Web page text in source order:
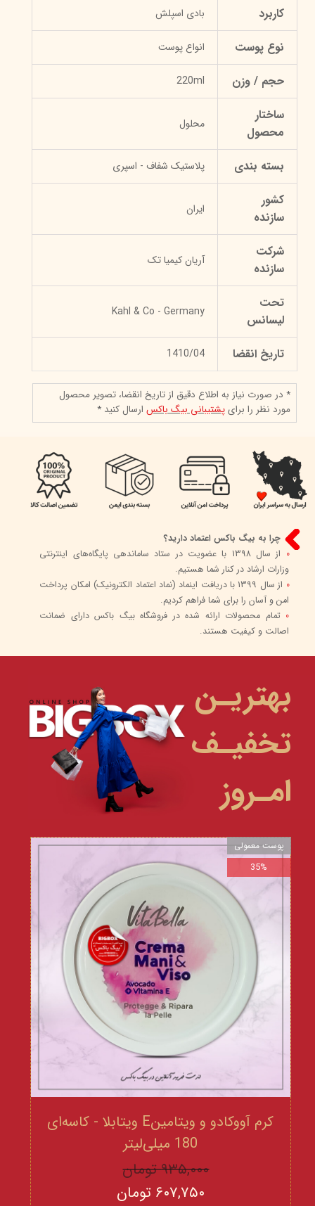
کاربرد بادی اسپلش
نوع پوست انواع پوست
حجم / وزن 220ml
ساختار
محصول
محلول
بسته بندی پلاستیک شفاف - اسپری
کشور
سازنده
ایران
شرکت
سازنده
آریان کیمیا تک
تحت
لیسانس
Kahl & Co - Germany
تاریخ انقضا 1410/04
* در صورت نیاز به اطلاع دقیق از تاریخ انقضا، تصویر محصول
مورد نظر را برایپشتیبانی بیگ باکسارسال کنید *
چرا به بیگ باکس اعتماد دارید؟
0
از سال 1398 با عضویت در ستاد ساماندهی پایگاه‌های اینترنتی
وزارات ارشاد در کنار شما هستیم.
0
از سال 1399 با دریافت اینماد (نماد اعتماد الکترونیک) امکان پرداخت
امن و آسان را برای شما فراهم کردیم.
0 تمام محصولات ارائه شده در فروشگاه بیگ باکس دارای ضمانت
اصالت و کیفیت هستند.
بهتریـن
تخفیـف
امـروز
کرم آووکادو و ویتامینE ویتابلا - کاسه‌ای
180 میلی‌لیتر
۹۳۵,۰۰۰ تومان
۶۰۷,۷۵۰ تومان
پوست معمولی
35%